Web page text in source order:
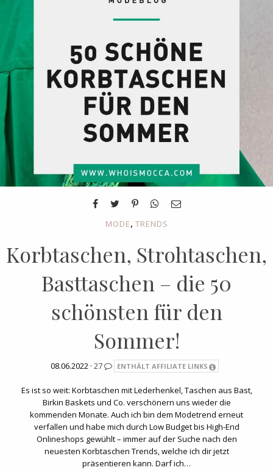
MODE, TRENDS
Korbtaschen, Strohtaschen,
Basttaschen – die 50
schönsten für den
Sommer!
08.06.2022 · 27 ENTHÄLT AFFILIATE LINKS
Es ist so weit: Korbtaschen mit Lederhenkel, Taschen aus Bast,
Birkin Baskets und Co. verschönern uns wieder die
kommenden Monate. Auch ich bin dem Modetrend erneut
verfallen und habe mich durch Low Budget bis High-End
Onlineshops gewühlt – immer auf der Suche nach den
neuesten Korbtaschen Trends, welche ich dir jetzt
präsentieren kann. Darf ich…